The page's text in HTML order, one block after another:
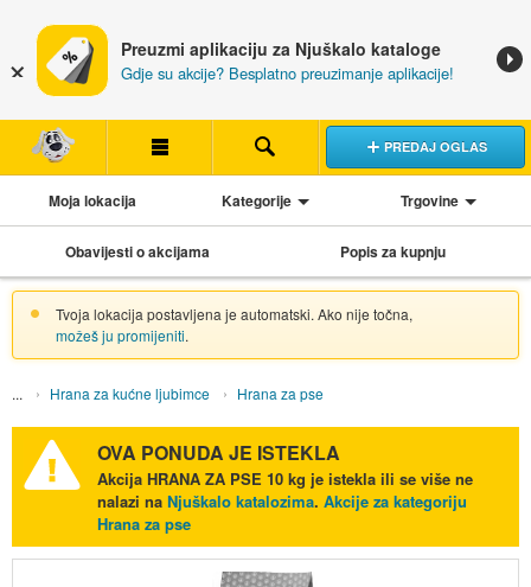
Preuzmi aplikaciju za Njuškalo kataloge
Gdje su akcije? Besplatno preuzimanje aplikacije!
PREDAJ OGLAS
Moja lokacija Kategorije Trgovine
Obavijesti o akcijama Popis za kupnju
Tvoja lokacija postavljena je automatski. Ako nije točna,
možeš ju promijeniti.
Hrana za kućne ljubimce Hrana za pse
OVA PONUDA JE ISTEKLA
Akcija HRANA ZA PSE 10 kg je istekla ili se više ne
nalazi na Njuškalo katalozima. Akcije za kategoriju
Hrana za pse